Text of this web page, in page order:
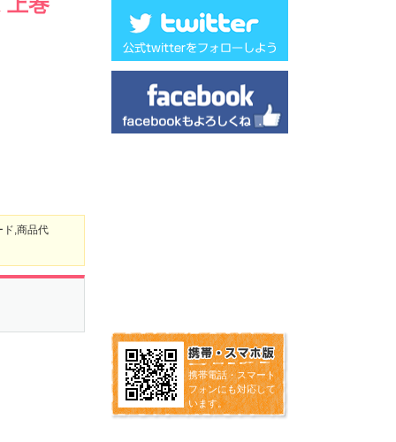
ド,商品代
携帯電話・スマート
フォンにも対応して
います。